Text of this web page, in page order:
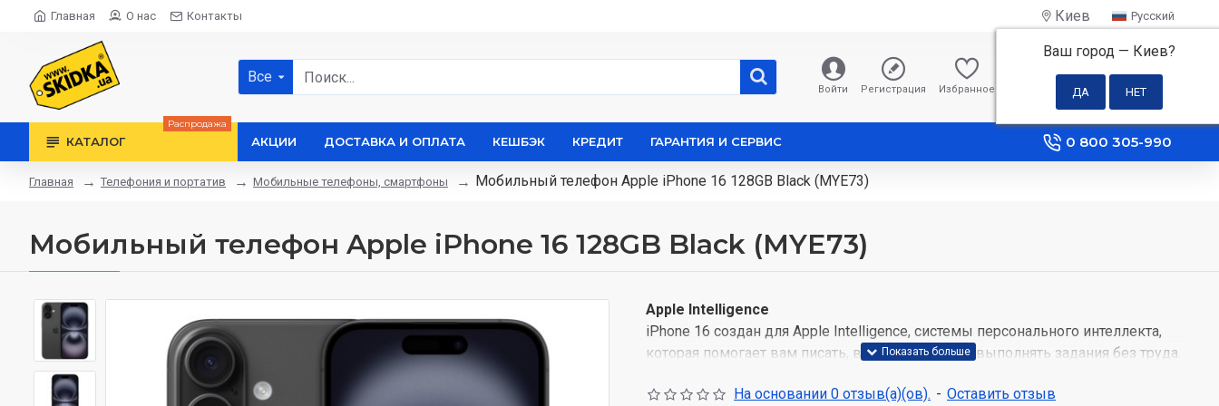
Главная О нас Контакты Киев
Ваш город — Киев?
Русский
Все
Войти Регистрация Избранное
0 грн
КАТАЛОГ
Распродажа
АКЦИИ ДОСТАВКА И ОПЛАТА КЕШБЭК КРЕДИТ ГАРАНТИЯ И СЕРВИС 0 800 305-990
Главная Телефония и портатив Мобильные телефоны, смартфоны Мобильный телефон Apple iPhone 16 128GB Black (MYE73)
Мобильный телефон Apple iPhone 16 128GB Black (MYE73)
Apple Intelligence
iPhone 16 создан для Apple Intelligence, системы персонального интеллекта,
которая помогает вам писать, высказываться и выполнять задания без труда.
уверены, что никто другой не сможет получить доступ к вашим данным, даже
На основании 0 отзыв(а)(ов). - Оставить отзыв